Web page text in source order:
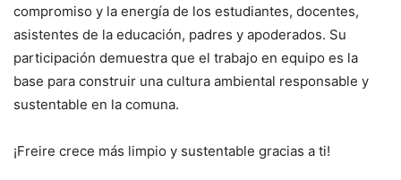
compromiso y la energía de los estudiantes, docentes,
asistentes de la educación, padres y apoderados. Su
participación demuestra que el trabajo en equipo es la
base para construir una cultura ambiental responsable y
sustentable en la comuna.
¡Freire crece más limpio y sustentable gracias a ti!